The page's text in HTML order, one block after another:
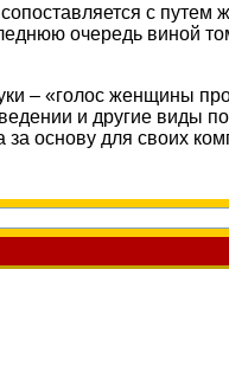
с путем
очередь виной
– «голос женщины
и другие виды
основу для своих